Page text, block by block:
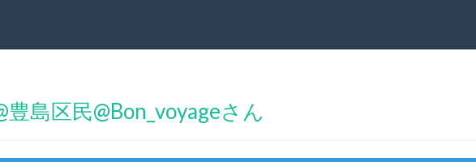
豊島区民@Bon_voyageさん